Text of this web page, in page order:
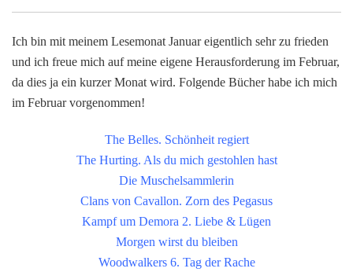
Ich bin mit meinem Lesemonat Januar eigentlich sehr zu frieden
und ich freue mich auf meine eigene Herausforderung im Februar,
da dies ja ein kurzer Monat wird. Folgende Bücher habe ich mich
im Februar vorgenommen!
The Belles. Schönheit regiert
The Hurting. Als du mich gestohlen hast
Die Muschelsammlerin
Clans von Cavallon. Zorn des Pegasus
Kampf um Demora 2. Liebe & Lügen
Morgen wirst du bleiben
Woodwalkers 6. Tag der Rache